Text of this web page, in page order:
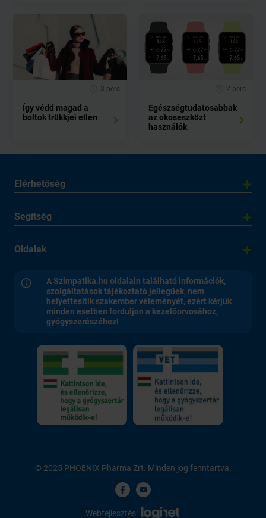
3 perc
Így védd magad a
boltok trükkjei ellen
2 perc
Egészségtudatosabbak
az okoseszközt
használók
Elérhetőség
Segítség
Oldalak
A Szimpatika.hu oldalain található információk,
szolgáltatások tájékoztató jellegűek, nem
helyettesítik szakember véleményét, ezért kérjük
minden esetben forduljon a kezelőorvosához,
gyógyszerészéhez!
© 2025 PHOENIX Pharma Zrt. Minden jog fenntartva.
Webfejlesztés: